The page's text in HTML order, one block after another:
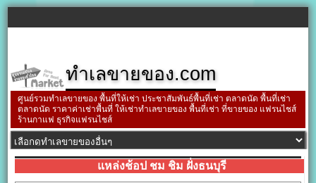
ทำเลขายของ.com
ศูนย์รวมทำเลขายของ พื้นที่ให้เช่า ประชาสัมพันธ์พื้นที่เช่า ตลาดนัด พื้นที่เช่า
ตลาดนัด ราคาค่าเช่าพื้นที่ ให้เช่าทำเลขายของ พื้นที่เช่า ที่ขายของ แฟรนไชส์
ร้านกาแฟ ธุรกิจแฟรนไชส์
แหล่งช้อป ชม ชิม ฝั่งธนบุรี